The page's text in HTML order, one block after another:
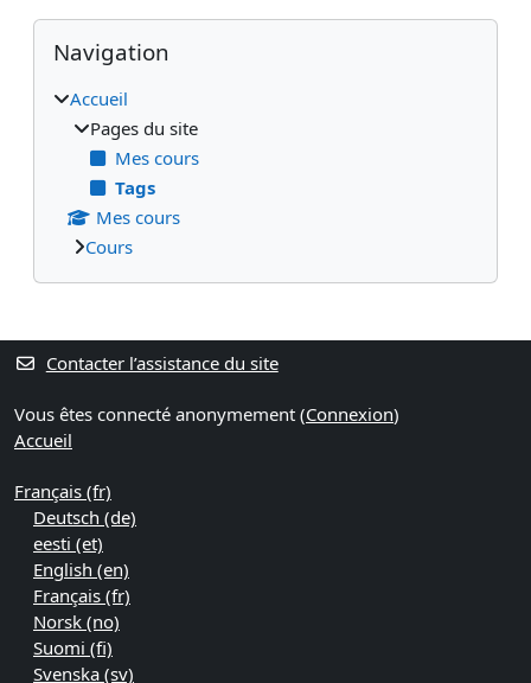
Blocs
Passer Navigation
Navigation
Accueil
Pages du site
Mes cours
Tags
Mes cours
Cours
Blocs supplémentaires
Contacter l’assistance du site
Vous êtes connecté anonymement (Connexion)
Accueil
Français ‎(fr)‎
Deutsch ‎(de)‎
eesti ‎(et)‎
English ‎(en)‎
Français ‎(fr)‎
Norsk ‎(no)‎
Suomi ‎(fi)‎
Svenska ‎(sv)‎